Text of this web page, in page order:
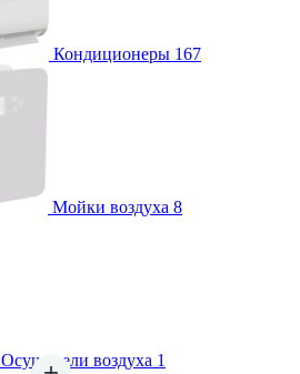
Кондиционеры 167
Мойки воздуха 8
Осушители воздуха 1